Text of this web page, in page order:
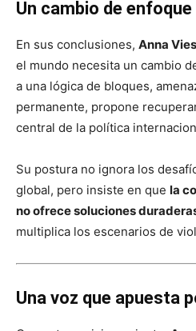
Un cambio de
En sus conclusiones, Anna
el mundo necesita un cambio
a una lógica de bloques,
permanente, propone
central de la política
Su postura no ignora los
global, pero insiste en que la
no ofrece soluciones
multiplica los escenarios de
Una voz que apuesta